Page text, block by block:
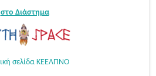
στο Διάστημα